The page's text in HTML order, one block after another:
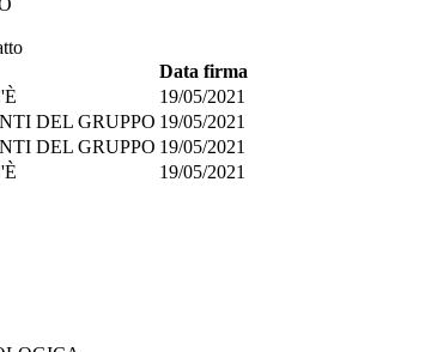
Data firma
19/05/2021
DEL GRUPPO 19/05/2021
DEL GRUPPO 19/05/2021
19/05/2021